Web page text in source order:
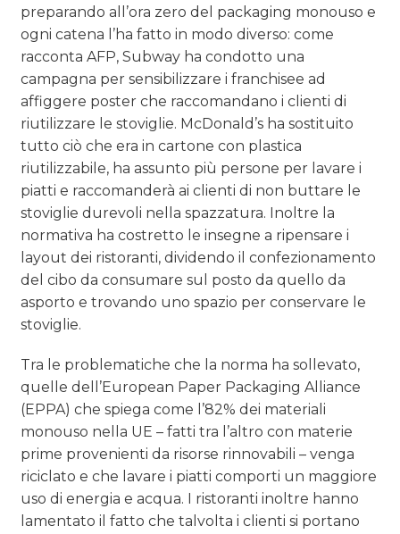
preparando all’ora zero del packaging monouso e
ogni catena l’ha fatto in modo diverso: come
racconta AFP, Subway ha condotto una
campagna per sensibilizzare i franchisee ad
affiggere poster che raccomandano i clienti di
riutilizzare le stoviglie. McDonald’s ha sostituito
tutto ciò che era in cartone con plastica
riutilizzabile, ha assunto più persone per lavare i
piatti e raccomanderà ai clienti di non buttare le
stoviglie durevoli nella spazzatura. Inoltre la
normativa ha costretto le insegne a ripensare i
layout dei ristoranti, dividendo il confezionamento
del cibo da consumare sul posto da quello da
asporto e trovando uno spazio per conservare le
stoviglie.
Tra le problematiche che la norma ha sollevato,
quelle dell’European Paper Packaging Alliance
(EPPA) che spiega come l’82% dei materiali
monouso nella UE – fatti tra l’altro con materie
prime provenienti da risorse rinnovabili – venga
riciclato e che lavare i piatti comporti un maggiore
uso di energia e acqua. I ristoranti inoltre hanno
lamentato il fatto che talvolta i clienti si portano